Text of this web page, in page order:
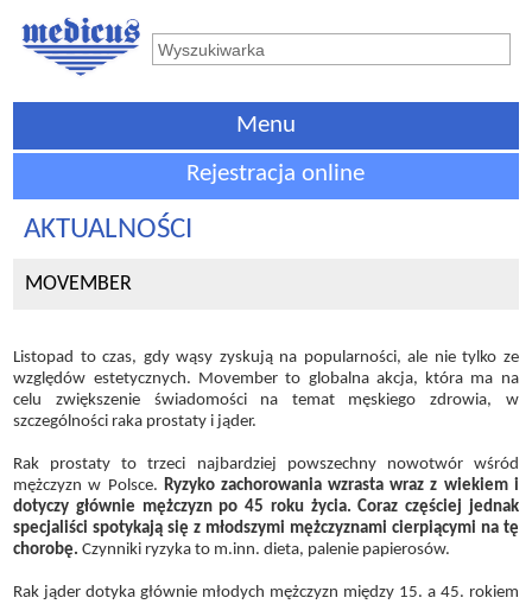
Menu
Rejestracja online
AKTUALNOŚCI
MOVEMBER
Listopad to czas, gdy wąsy zyskują na popularności, ale nie tylko ze
względów estetycznych. Movember to globalna akcja, która ma na
celu zwiększenie świadomości na temat męskiego zdrowia, w
szczególności raka prostaty i jąder.
Rak prostaty to trzeci najbardziej powszechny nowotwór wśród
mężczyzn w Polsce. Ryzyko zachorowania wzrasta wraz z wiekiem i
dotyczy głównie mężczyzn po 45 roku życia. Coraz częściej jednak
specjaliści spotykają się z młodszymi mężczyznami cierpiącymi na tę
chorobę. Czynniki ryzyka to m.inn. dieta, palenie papierosów.
Rak jąder dotyka głównie młodych mężczyzn między 15. a 45. rokiem